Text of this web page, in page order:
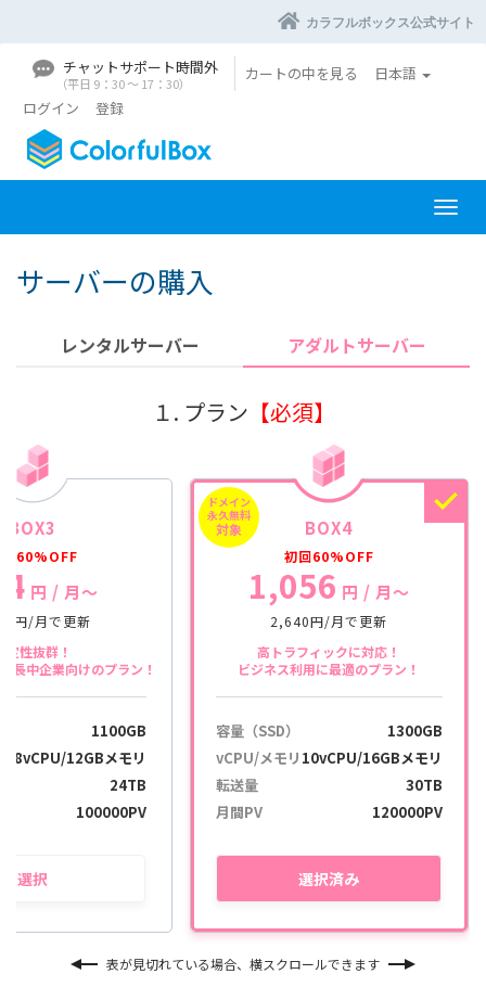
カラフルボックス公式サイト
チャットサポート時間外
（平日 9：30 〜 17：30）
カートの中を見る
日本語
ログイン
登録
ナ
ビ
を
る
サーバーの購入
レンタルサーバー アダルトサーバー
１. プラン 【必須】
BOX3
60%OFF
円 / 月〜
円/月で更新
定性抜群！
長中企業向けのプラン！
1100GB
8vCPU/12GBメモリ
24TB
100000PV
選択
ドメイン
永久無料
対象 BOX4
初回60%OFF
1,056 円 / 月〜
2,640円/月で更新
高トラフィックに対応！
ビジネス利用に最適のプラン！
容量（SSD）
1300GB
vCPU/メモリ 10vCPU/16GBメモリ
転送量
30TB
月間PV
120000PV
選択済み
表が見切れている場合、横スクロールできます